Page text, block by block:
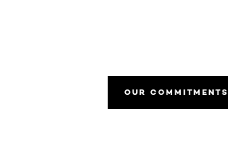
OUR COMMITMENTS